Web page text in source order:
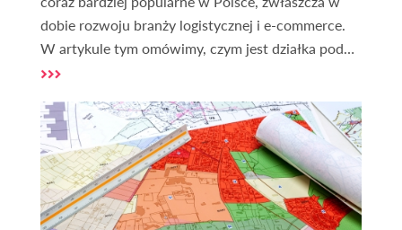
dobie rozwoju branży logistycznej i e-commerce.
W artykule tym omówimy, czym jest działka pod
magazyn, jakie są warunki zabudowy dla tego typu
zakupie działki pod magazyn. Podzielimy się także
praktycznymi poradami i przedstawimy
najważniejsze informacje dotyczące rynku działek
pod magazyny.